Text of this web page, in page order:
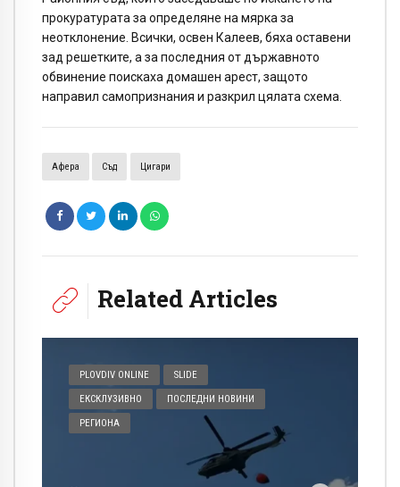
прокуратурата за определяне на мярка за
неотклонение. Всички, освен Калеев, бяха оставени
зад решетките, а за последния от държавното
обвинение поискаха домашен арест, защото
направил самопризнания и разкрил цялата схема.
Афера Съд Цигари
Related Articles
PLOVDIV ONLINE SLIDE
ЕКСКЛУЗИВНО ПОСЛЕДНИ НОВИНИ
РЕГИОНА